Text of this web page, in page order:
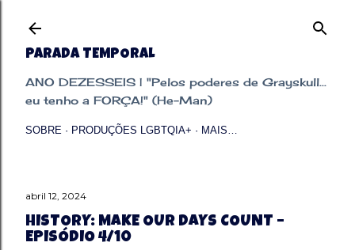
PARADA TEMPORAL
ANO DEZESSEIS | "Pelos poderes de Grayskull...
eu tenho a FORÇA!" (He-Man)
SOBRE PRODUÇÕES LGBTQIA+ MAIS…
abril 12, 2024
HISTORY: MAKE OUR DAYS COUNT –
EPISÓDIO 4/10